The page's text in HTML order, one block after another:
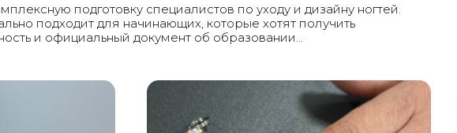
подготовку специалистов по уходу и дизайну ногтей.
подходит для начинающих, которые хотят получить
и официальный документ об образовании...